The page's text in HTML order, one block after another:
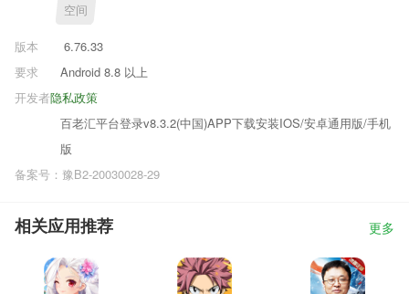
空间
版本
6.76.33
要求
Android 8.8 以上
隐私政策
开发者
百老汇平台登录v8.3.2(中国)APP下载安装IOS/安卓通用版/手机
版
备案号：豫B2-20030028-29
相关应用推荐 更多